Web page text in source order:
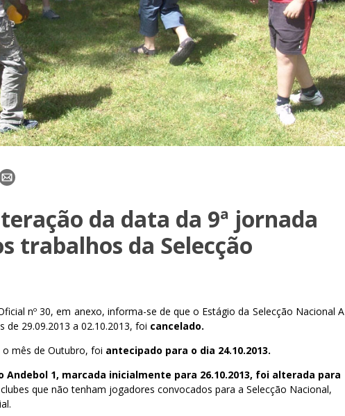
da data da 9ª jornada
trabalhos da Selecção
nº 30, em anexo, informa-se de que o Estágio da Selecção Nacional A
de 29.09.2013 a 02.10.2013, foi cancelado.
mês de Outubro, foi antecipado para o dia 24.10.2013.
Andebol 1, marcada inicialmente para 26.10.2013, foi alterada para
que não tenham jogadores convocados para a Selecção Nacional,